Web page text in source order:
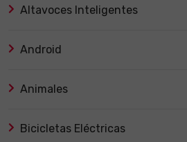
Altavoces Inteligentes
Android
Animales
Bicicletas Eléctricas